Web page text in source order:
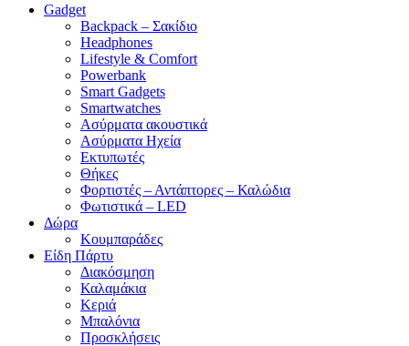
Gadget
Backpack – Σακίδιο
Headphones
Lifestyle & Comfort
Powerbank
Smart Gadgets
Smartwatches
Ασύρματα ακουστικά
Ασύρματα Ηχεία
Εκτυπωτές
Θήκες
Φορτιστές – Αντάπτορες – Καλώδια
Φωτιστικά – LED
Δώρα
Κουμπαράδες
Είδη Πάρτυ
Διακόσμηση
Καλαμάκια
Κεριά
Μπαλόνια
Προσκλήσεις